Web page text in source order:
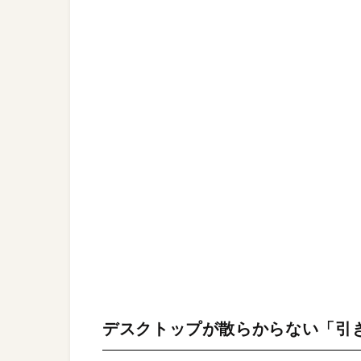
デスクトップが散らからない「引